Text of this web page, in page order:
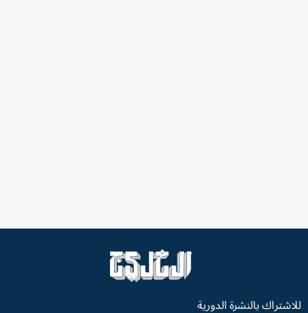
للاشتراك بالنشرة الدورية